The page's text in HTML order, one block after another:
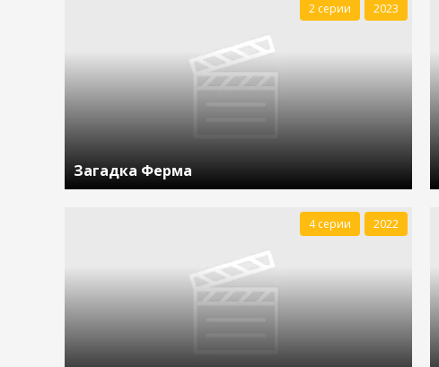
Загадка Ферма
2 серии 2023
4 серии 2022